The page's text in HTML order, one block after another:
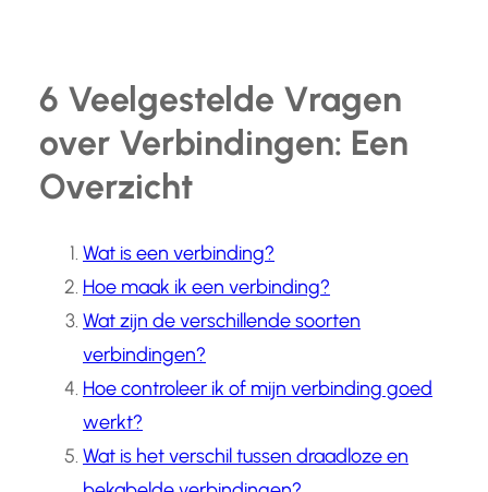
6 Veelgestelde Vragen
over Verbindingen: Een
Overzicht
Wat is een verbinding?
Hoe maak ik een verbinding?
Wat zijn de verschillende soorten
verbindingen?
Hoe controleer ik of mijn verbinding goed
werkt?
Wat is het verschil tussen draadloze en